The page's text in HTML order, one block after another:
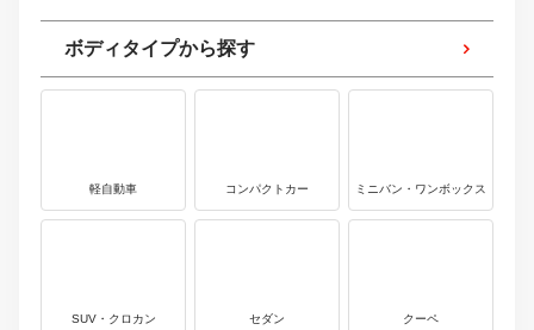
ボディタイプから探す
軽自動車 コンパクトカー ミニバン・ワンボックス
SUV・クロカン セダン クーペ